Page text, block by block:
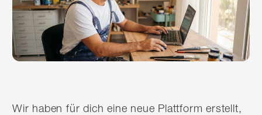
Wir haben für dich eine neue Plattform erstellt,